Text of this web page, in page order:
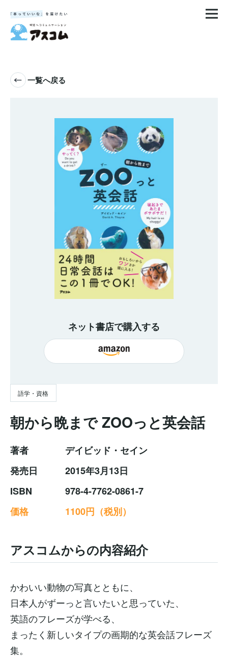
一覧へ戻る
ネット書店で購入する
語学・資格
朝から晩まで ZOOっと英会話
著者
デイビッド・セイン
発売日
2015年3月13日
ISBN
978-4-7762-0861-7
価格
1100円（税別）
アスコムからの内容紹介
かわいい動物の写真とともに、
日本人がずーっと言いたいと思っていた、
英語のフレーズが学べる、
まったく新しいタイプの画期的な英会話フレーズ
集。